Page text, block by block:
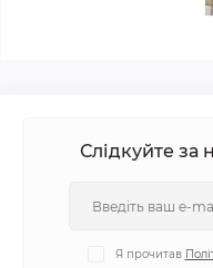
Слідкуйте за
Я прочитав